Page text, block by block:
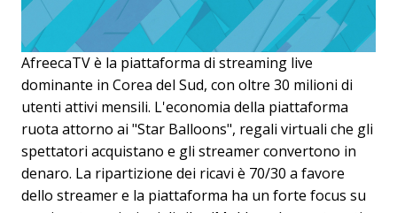
AfreecaTV è la piattaforma di streaming live
dominante in Corea del Sud, con oltre 30 milioni di
utenti attivi mensili. L'economia della piattaforma
ruota attorno ai "Star Balloons", regali virtuali che gli
spettatori acquistano e gli streamer convertono in
denaro. La ripartizione dei ricavi è 70/30 a favore
dello streamer e la piattaforma ha un forte focus su